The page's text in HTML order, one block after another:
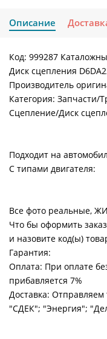
Описание
Код: 999287
Диск сцепления
Производитель
Категория: Запчасти/
Сцепление/Диск
Подходит на
С типами двигателя:
Все фото реальные,
Что бы оформить
и назовите код(ы)
Гарантия:
Оплата: При оплате
прибавляется 7%
Доставка:
"СДЕК"; "Энергия";